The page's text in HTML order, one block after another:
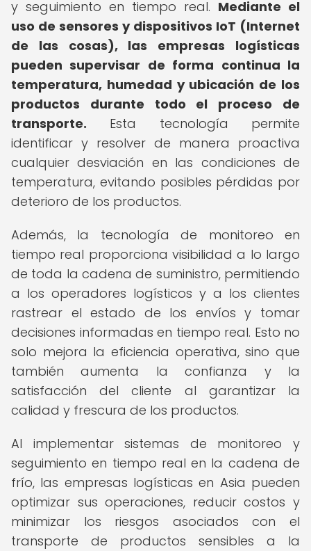
y seguimiento en tiempo real. Mediante el
uso de sensores y dispositivos IoT (Internet
de las cosas), las empresas logísticas
pueden supervisar de forma continua la
temperatura, humedad y ubicación de los
productos durante todo el proceso de
transporte. Esta tecnología permite
identificar y resolver de manera proactiva
cualquier desviación en las condiciones de
temperatura, evitando posibles pérdidas por
deterioro de los productos.
Además, la tecnología de monitoreo en
tiempo real proporciona visibilidad a lo largo
de toda la cadena de suministro, permitiendo
a los operadores logísticos y a los clientes
rastrear el estado de los envíos y tomar
decisiones informadas en tiempo real. Esto no
solo mejora la eficiencia operativa, sino que
también aumenta la confianza y la
satisfacción del cliente al garantizar la
calidad y frescura de los productos.
Al implementar sistemas de monitoreo y
seguimiento en tiempo real en la cadena de
frío, las empresas logísticas en Asia pueden
optimizar sus operaciones, reducir costos y
minimizar los riesgos asociados con el
transporte de productos sensibles a la